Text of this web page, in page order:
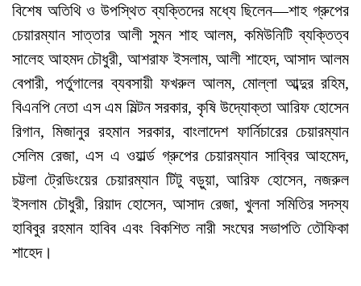
বিশেষ অতিথি ও উপস্থিত ব্যক্তিদের মধ্যে ছিলেন—শাহ গ্রুপের
চেয়ারম্যান সাত্তার আলী সুমন শাহ আলম, কমিউনিটি ব্যক্তিত্ব
সালেহ আহমদ চৌধুরী, আশরাফ ইসলাম, আলী শাহেদ, আসাদ আলম
বেপারী, পর্তুগালের ব্যবসায়ী ফখরুল আলম, মোল্লা আব্দুর রহিম,
বিএনপি নেতা এস এম মিল্টন সরকার, কৃষি উদ্যোক্তা আরিফ হোসেন
রিগান, মিজানুর রহমান সরকার, বাংলাদেশ ফার্নিচারের চেয়ারম্যান
সেলিম রেজা, এস এ ওয়ার্ল্ড গ্রুপের চেয়ারম্যান সাব্বির আহমেদ,
চট্টলা ট্রেডিংয়ের চেয়ারম্যান টিটু বড়ুয়া, আরিফ হোসেন, নজরুল
ইসলাম চৌধুরী, রিয়াদ হোসেন, আসাদ রেজা, খুলনা সমিতির সদস্য
হাবিবুর রহমান হাবিব এবং বিকশিত নারী সংঘের সভাপতি তৌফিকা
শাহেদ।